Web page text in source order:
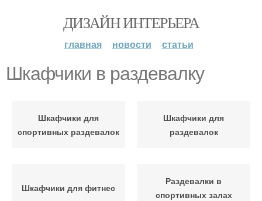
ДИЗАЙН ИНТЕРЬЕРА
главная новости статьи
Шкафчики в раздевалку
Шкафчики для
спортивных раздевалок
Шкафчики для
раздевалок
Шкафчики для фитнес
Раздевалки в
спортивных залах